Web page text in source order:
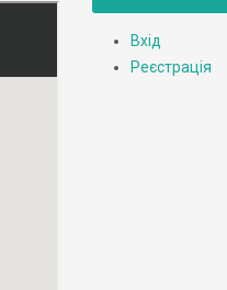
Вхід
Реєстрація